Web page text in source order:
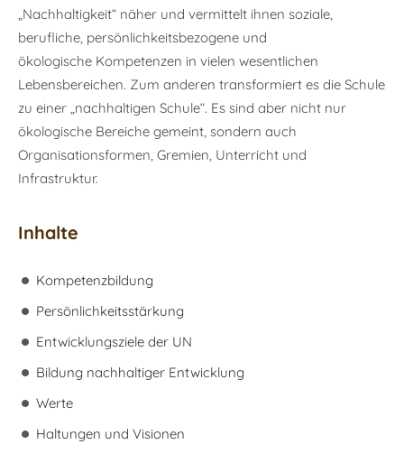
„Nachhaltigkeit“ näher und vermittelt ihnen soziale,
berufliche, persönlichkeitsbezogene und
ökologische Kompetenzen in vielen wesentlichen
Lebensbereichen. Zum anderen transformiert es die Schule
zu einer „nachhaltigen Schule“. Es sind aber nicht nur
ökologische Bereiche gemeint, sondern auch
Organisationsformen, Gremien, Unterricht und
Infrastruktur.
Inhalte
Kompetenzbildung
Persönlichkeitsstärkung
Entwicklungsziele der UN
Bildung nachhaltiger Entwicklung
Werte
Haltungen und Visionen